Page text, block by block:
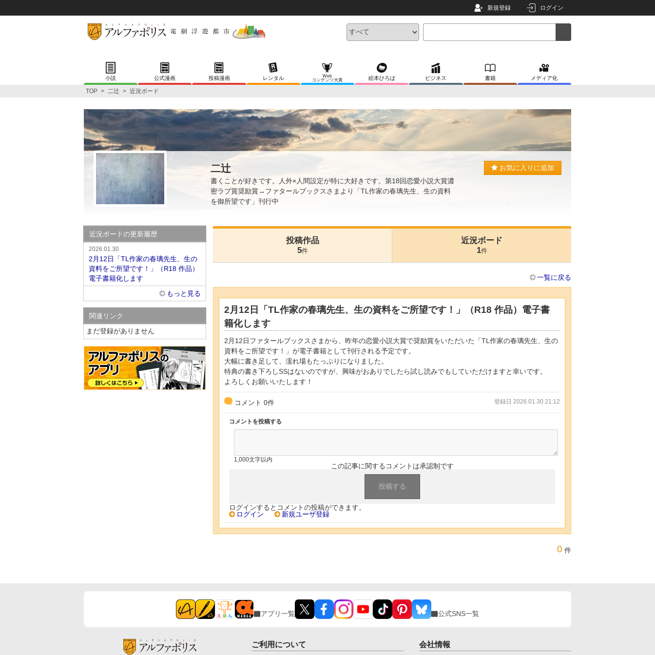
新規登録 ログイン
小説 公式漫画 投稿漫画 レンタル
Web
コンテンツ大賞
絵本ひろば ビジネス 書籍 メディア化
TOP > 二辻 > 近況ボード
二辻
書くことが好きです。人外×人間設定が特に大好きです。第18回恋愛小説大賞濃
密ラブ賞奨励賞→ファタールブックスさまより「TL作家の春璃先生、生の資料
を御所望です」刊行中
お気に入りに追加
投稿作品
5件
近況ボード
1件
一覧に戻る
2月12日「TL作家の春璃先生、生の資料をご所望です！」（R18 作品）電子書
籍化します
2月12日ファタールブックスさまから、昨年の恋愛小説大賞で奨励賞をいただいた「TL作家の春璃先生、生の
資料をご所望です！」が電子書籍として刊行される予定です。
大幅に書き足して、濡れ場もたっぷりになりました。
特典の書き下ろしSSはないのですが、興味がおありでしたら試し読みでもしていただけますと幸いです。
よろしくお願いいたします！
コメント 0件 登録日 2026.01.30 21:12
コメントを投稿する
1,000文字以内
この記事に関するコメントは承認制です
ログインするとコメントの投稿ができます。
ログイン
新規ユーザ登録
0 件
近況ボードの更新履歴
2026.01.30
2月12日「TL作家の春璃先生、生の
資料をご所望です！」（R18 作品）
電子書籍化します
もっと見る
関連リンク
まだ登録がありません
アプリ一覧 公式SNS一覧
ご利用について 会社情報